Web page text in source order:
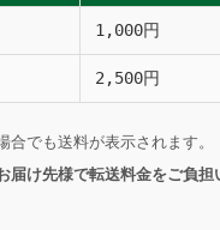
1,000円
2,500円
でも送料が表示されます。
け先様で転送料金をご負担